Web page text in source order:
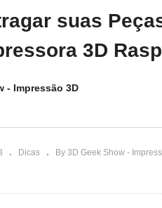
suas
3D
- Impressão 3D
Dicas
By 3D Geek Show -